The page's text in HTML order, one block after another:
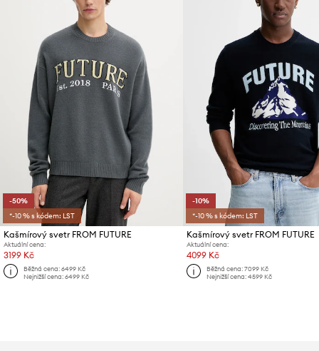
-50%
*-10 % s kódem: LST
Kašmírový svetr FROM FUTURE
Aktuální cena:
3199 Kč
Běžná cena:6499 Kč
Nejnižší cena:6499 Kč
-10%
*-10 % s kódem: LST
Kašmírový svetr FROM FUTURE
Aktuální cena:
4099 Kč
Běžná cena:7099 Kč
Nejnižší cena:4599 Kč